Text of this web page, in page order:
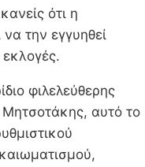
ότι η
να την εγγυηθεί
εκλογές.
φιλελεύθερης
Μητσοτάκης, αυτό το